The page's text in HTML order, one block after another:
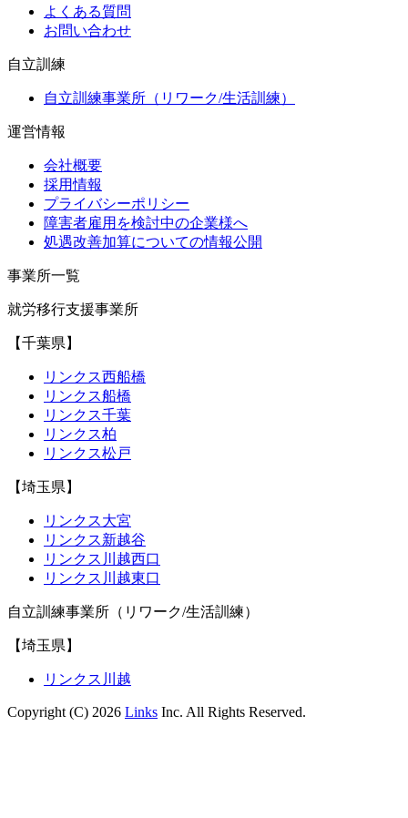
よくある質問
お問い合わせ
自立訓練
自立訓練事業所（リワーク/生活訓練）
運営情報
会社概要
採用情報
プライバシーポリシー
障害者雇用を検討中の企業様へ
処遇改善加算についての情報公開
事業所一覧
就労移行支援事業所
【千葉県】
リンクス西船橋
リンクス船橋
リンクス千葉
リンクス柏
リンクス松戸
【埼玉県】
リンクス大宮
リンクス新越谷
リンクス川越西口
リンクス川越東口
自立訓練事業所（リワーク/生活訓練）
【埼玉県】
リンクス川越
Copyright (C) 2026 Links Inc. All Rights Reserved.